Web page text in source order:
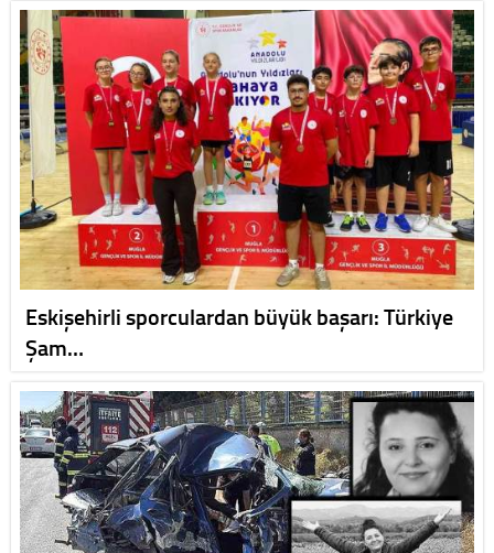
Eskişehirli sporculardan büyük başarı: Türkiye
Şam…